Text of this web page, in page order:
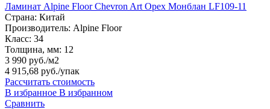
Ламинат Alpine Floor Chevron Art Орех Монблан LF109-11
Страна: Китай
Производитель: Alpine Floor
Класс: 34
Толщина, мм: 12
3 990 руб./м2
4 915,68 руб./упак
Рассчитать стоимость
В избранное В избранном
Сравнить